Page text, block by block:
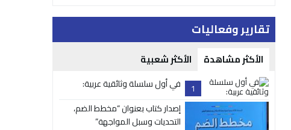
تقارير وفعاليات
الأكثر مشاهدة الأكثر شعبية
1 في أول سلسلة وثائقية عربية:
إصدار كتاب بعنوان “مخطط الضم،
التحديات وسبل المواجهة”